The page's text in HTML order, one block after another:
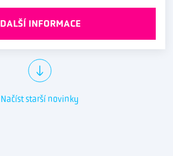
DALŠÍ INFORMACE
Načíst starší novinky